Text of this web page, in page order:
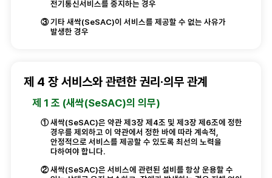
전기통신서비스를 중지하는 경우
③ 기타 새싹(SeSAC)이 서비스를 제공할 수 없는 사유가
발생한 경우
제 4 장 서비스와 관련한 권리·의무 관계
제 1 조 (새싹(SeSAC)의 의무)
① 새싹(SeSAC)은 약관 제3장 제4조 및 제3장 제6조에 정한
경우를 제외하고 이 약관에서 정한 바에 따라 계속적,
안정적으로 서비스를 제공할 수 있도록 최선의 노력을
다하여야 합니다.
② 새싹(SeSAC)은 서비스에 관련된 설비를 항상 운용할 수